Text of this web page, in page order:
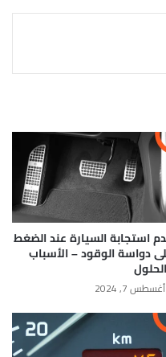
استجابة السيارة عند الضغط
دواسة الوقود – الأسباب
أغسطس 7, 2024